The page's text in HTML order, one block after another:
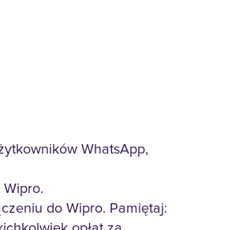
WhatsApp,
do Wipro. Pamiętaj: